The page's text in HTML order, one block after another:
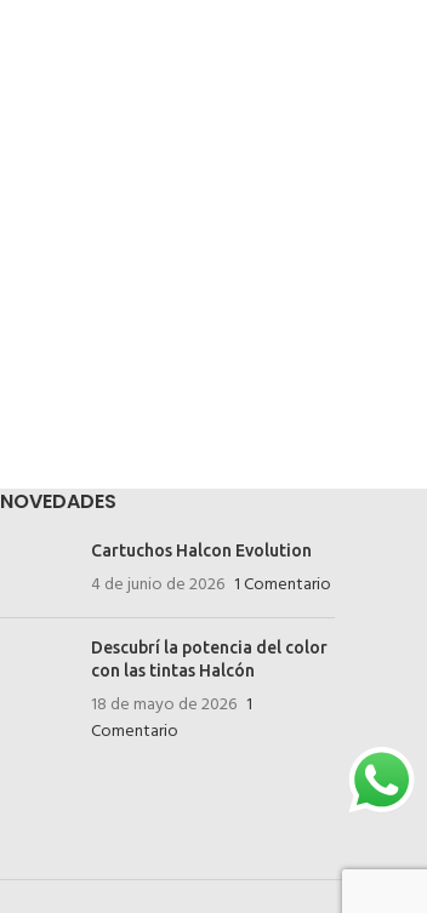
NOVEDADES
Cartuchos Halcon Evolution
4 de junio de 2026 1 Comentario
Descubrí la potencia del color
con las tintas Halcón
18 de mayo de 2026 1
Comentario